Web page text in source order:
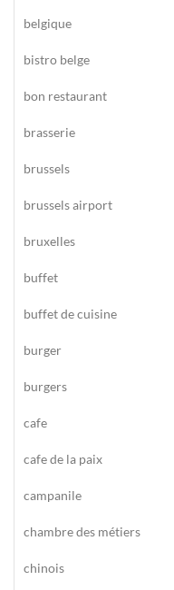
belgique
bistro belge
bon restaurant
brasserie
brussels
brussels airport
bruxelles
buffet
buffet de cuisine
burger
burgers
cafe
cafe de la paix
campanile
chambre des métiers
chinois